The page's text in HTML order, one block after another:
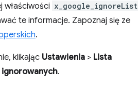
właściwości x_google_ignoreList
te informacje. Zapoznaj się ze
.
klikając Ustawienia > Lista
.